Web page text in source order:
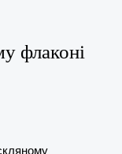
флаконі